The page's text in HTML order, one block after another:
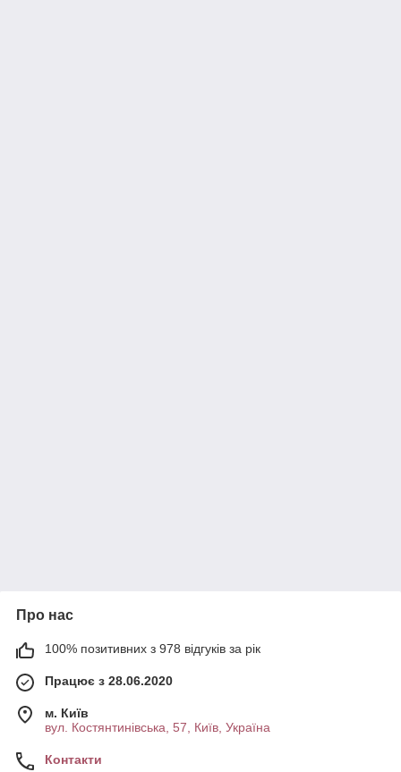
Про нас
100% позитивних з 978 відгуків за рік
Працює з 28.06.2020
м. Київ
вул. Костянтинівська, 57, Київ, Україна
Контакти